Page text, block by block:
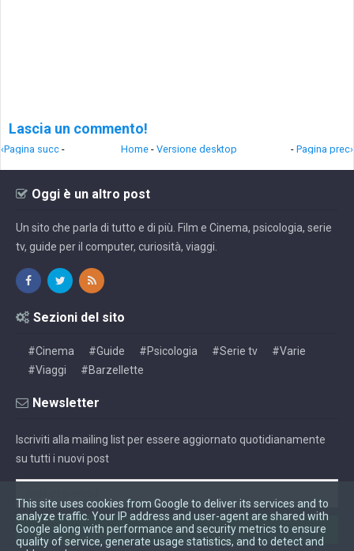
Lascia un commento!
‹Pagina succ - - Pagina prec›
Home - Versione desktop
Oggi è un altro post
Un sito che parla di tutto e di più. Film e Cinema, psicologia, serie
tv, guide per il computer, curiosità, viaggi.
Sezioni del sito
#Cinema #Guide #Psicologia #Serie tv
#Varie
#Viaggi
#Barzellette
Newsletter
Iscriviti alla mailing list per essere aggiornato quotidianamente
su tutti i nuovi post
This site uses cookies from Google to deliver its services and to
analyze traffic. Your IP address and user-agent are shared with
Google along with performance and security metrics to ensure
quality of service, generate usage statistics, and to detect and